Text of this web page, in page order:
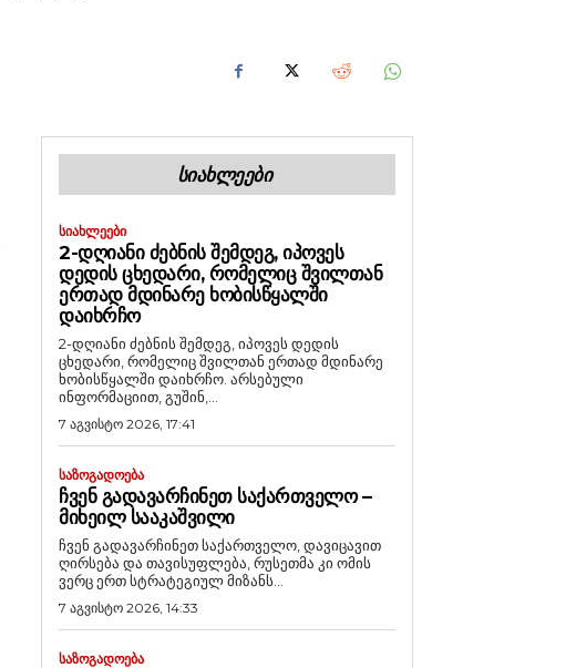
ᲡᲘᲐᲮᲚᲔᲔᲑᲘ
ᲡᲘᲐᲮᲚᲔᲔᲑᲘ
2-ᲓᲦᲘᲐᲜᲘ ᲫᲔᲑᲜᲘᲡ ᲨᲔᲛᲓᲔᲒ, ᲘᲞᲝᲕᲔᲡ
ᲓᲔᲓᲘᲡ ᲪᲮᲔᲓᲐᲠᲘ, ᲠᲝᲛᲔᲚᲘᲪ ᲨᲕᲘᲚᲗᲐᲜ
ᲔᲠᲗᲐᲓ ᲛᲓᲘᲜᲐᲠᲔ ᲮᲝᲑᲘᲡᲬᲧᲐᲚᲨᲘ
ᲓᲐᲘᲮᲠᲩᲝ
2-დღიანი ძებნის შემდეგ, იპოვეს დედის
ცხედარი, რომელიც შვილთან ერთად მდინარე
ხობისწყალში დაიხრჩო. არსებული
ინფორმაციით, გუშინ,...
7 აგვისტო 2026, 17:41
ᲡᲐᲖᲝᲒᲐᲓᲝᲔᲑᲐ
ᲩᲕᲔᲜ ᲒᲐᲓᲐᲕᲐᲠᲩᲘᲜᲔᲗ ᲡᲐᲥᲐᲠᲗᲕᲔᲚᲝ –
ᲛᲘᲮᲔᲘᲚ ᲡᲐᲐᲙᲐᲨᲕᲘᲚᲘ
ჩვენ გადავარჩინეთ საქართველო, დავიცავით
ღირსება და თავისუფლება, რუსეთმა კი ომის
ვერც ერთ სტრატეგიულ მიზანს...
7 აგვისტო 2026, 14:33
ᲡᲐᲖᲝᲒᲐᲓᲝᲔᲑᲐ